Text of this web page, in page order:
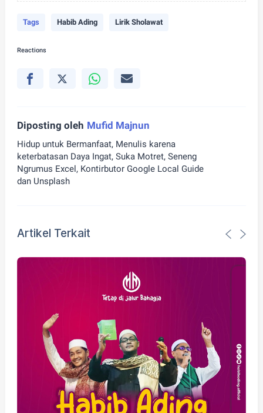
Tags Habib Ading Lirik Sholawat
Reactions
Diposting oleh Mufid Majnun
Hidup untuk Bermanfaat, Menulis karena
keterbatasan Daya Ingat, Suka Motret, Seneng
Ngrumus Excel, Kontirbutor Google Local Guide
dan Unsplash
Artikel Terkait